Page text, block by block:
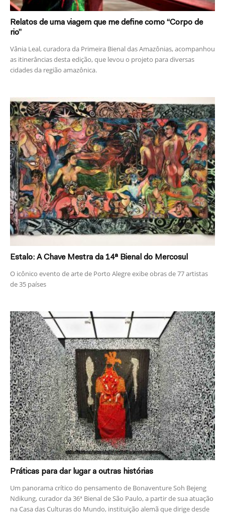
Relatos de uma viagem que me define como “Corpo de
rio”
Vânia Leal, curadora da Primeira Bienal das Amazônias, acompanhou
as itinerâncias desta edição, que levou o projeto para diversas
cidades da região amazônica.
Estalo: A Chave Mestra da 14ª Bienal do Mercosul
O icônico evento de arte de Porto Alegre exibe obras de 77 artistas
de 35 países
Práticas para dar lugar a outras histórias
Um panorama crítico do pensamento de Bonaventure Soh Bejeng
Ndikung, curador da 36ª Bienal de São Paulo, a partir de sua atuação
na Casa das Culturas do Mundo, instituição alemã que dirige desde